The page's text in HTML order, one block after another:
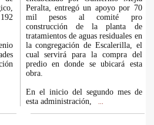
Peralta, entregó un apoyo por 70
mil pesos al comité pro
construcción de la planta de
tratamientos de aguas residuales en
la congregación de Escalerilla, el
cual servirá para la compra del
predio en donde se ubicará esta
obra.
En el inicio del segundo mes de
esta administración,